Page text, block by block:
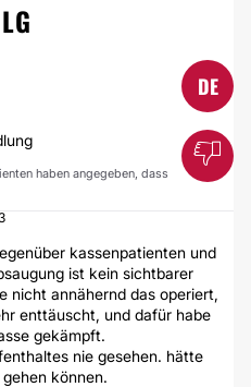
DE
haben angegeben, dass
kassenpatienten und
ist kein sichtbarer
nicht annähernd das operiert,
enttäuscht, und dafür habe
gekämpft.
nie gesehen. hätte
können.